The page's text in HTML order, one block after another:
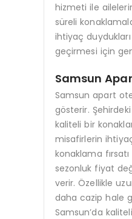
hizmeti ile
süreli
ihtiyaç
geçirmesi için
Samsun
Samsun apart
gösterir.
kaliteli bir
misafirlerin
konaklama
sezonluk fiyat
verir. Özellikle
daha cazip hale
Samsun’da